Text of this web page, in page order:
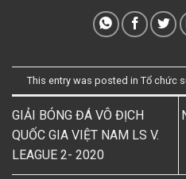
This entry was posted in Tổ chức
GIẢI BÓNG ĐÁ VÔ ĐỊCH
QUỐC GIA VIỆT NAM LS V.
LEAGUE 2- 2020